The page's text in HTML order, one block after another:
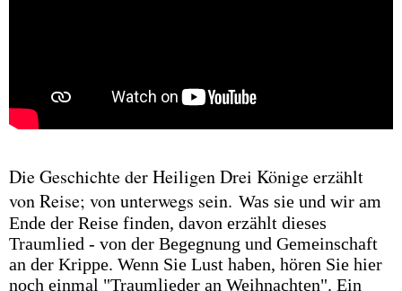
Die Geschichte der Heiligen Drei Könige erzählt
von Reise; von unterwegs sein. Was sie und wir am
Ende der Reise finden, davon erzählt dieses
Traumlied - von der Begegnung und Gemeinschaft
an der Krippe. Wenn Sie Lust haben, hören Sie hier
noch einmal "Traumlieder an Weihnachten". Ein